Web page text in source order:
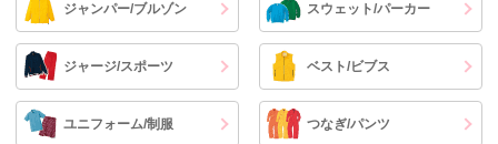
ジャンパー/ブルゾン スウェット/パーカー
ジャージ/スポーツ ベスト/ビブス
ユニフォーム/制服 つなぎ/パンツ